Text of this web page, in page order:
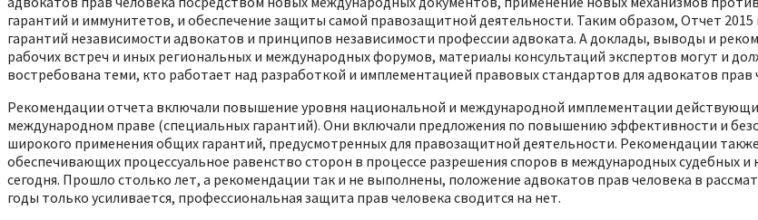
гарантий и иммунитетов, и обеспечение защиты самой правозащитной деятельности. Таким образом, Отчет
гарантий независимости адвокатов и принципов независимости профессии адвоката. А доклады, выводы и
рабочих встреч и иных региональных и международных форумов, материалы консультаций экспертов могут и
востребована теми, кто работает над разработкой и имплементацией правовых стандартов для адвокатов прав
Рекомендации отчета включали повышение уровня национальной и международной имплементации
международном праве (специальных гарантий). Они включали предложения по повышению эффективности и
широкого применения общих гарантий, предусмотренных для правозащитной деятельности. Рекомендации
обеспечивающих процессуальное равенство сторон в процессе разрешения споров в международных судебных
сегодня. Прошло столько лет, а рекомендации так и не выполнены, положение адвокатов прав человека в
годы только усиливается, профессиональная защита прав человека сводится на нет.